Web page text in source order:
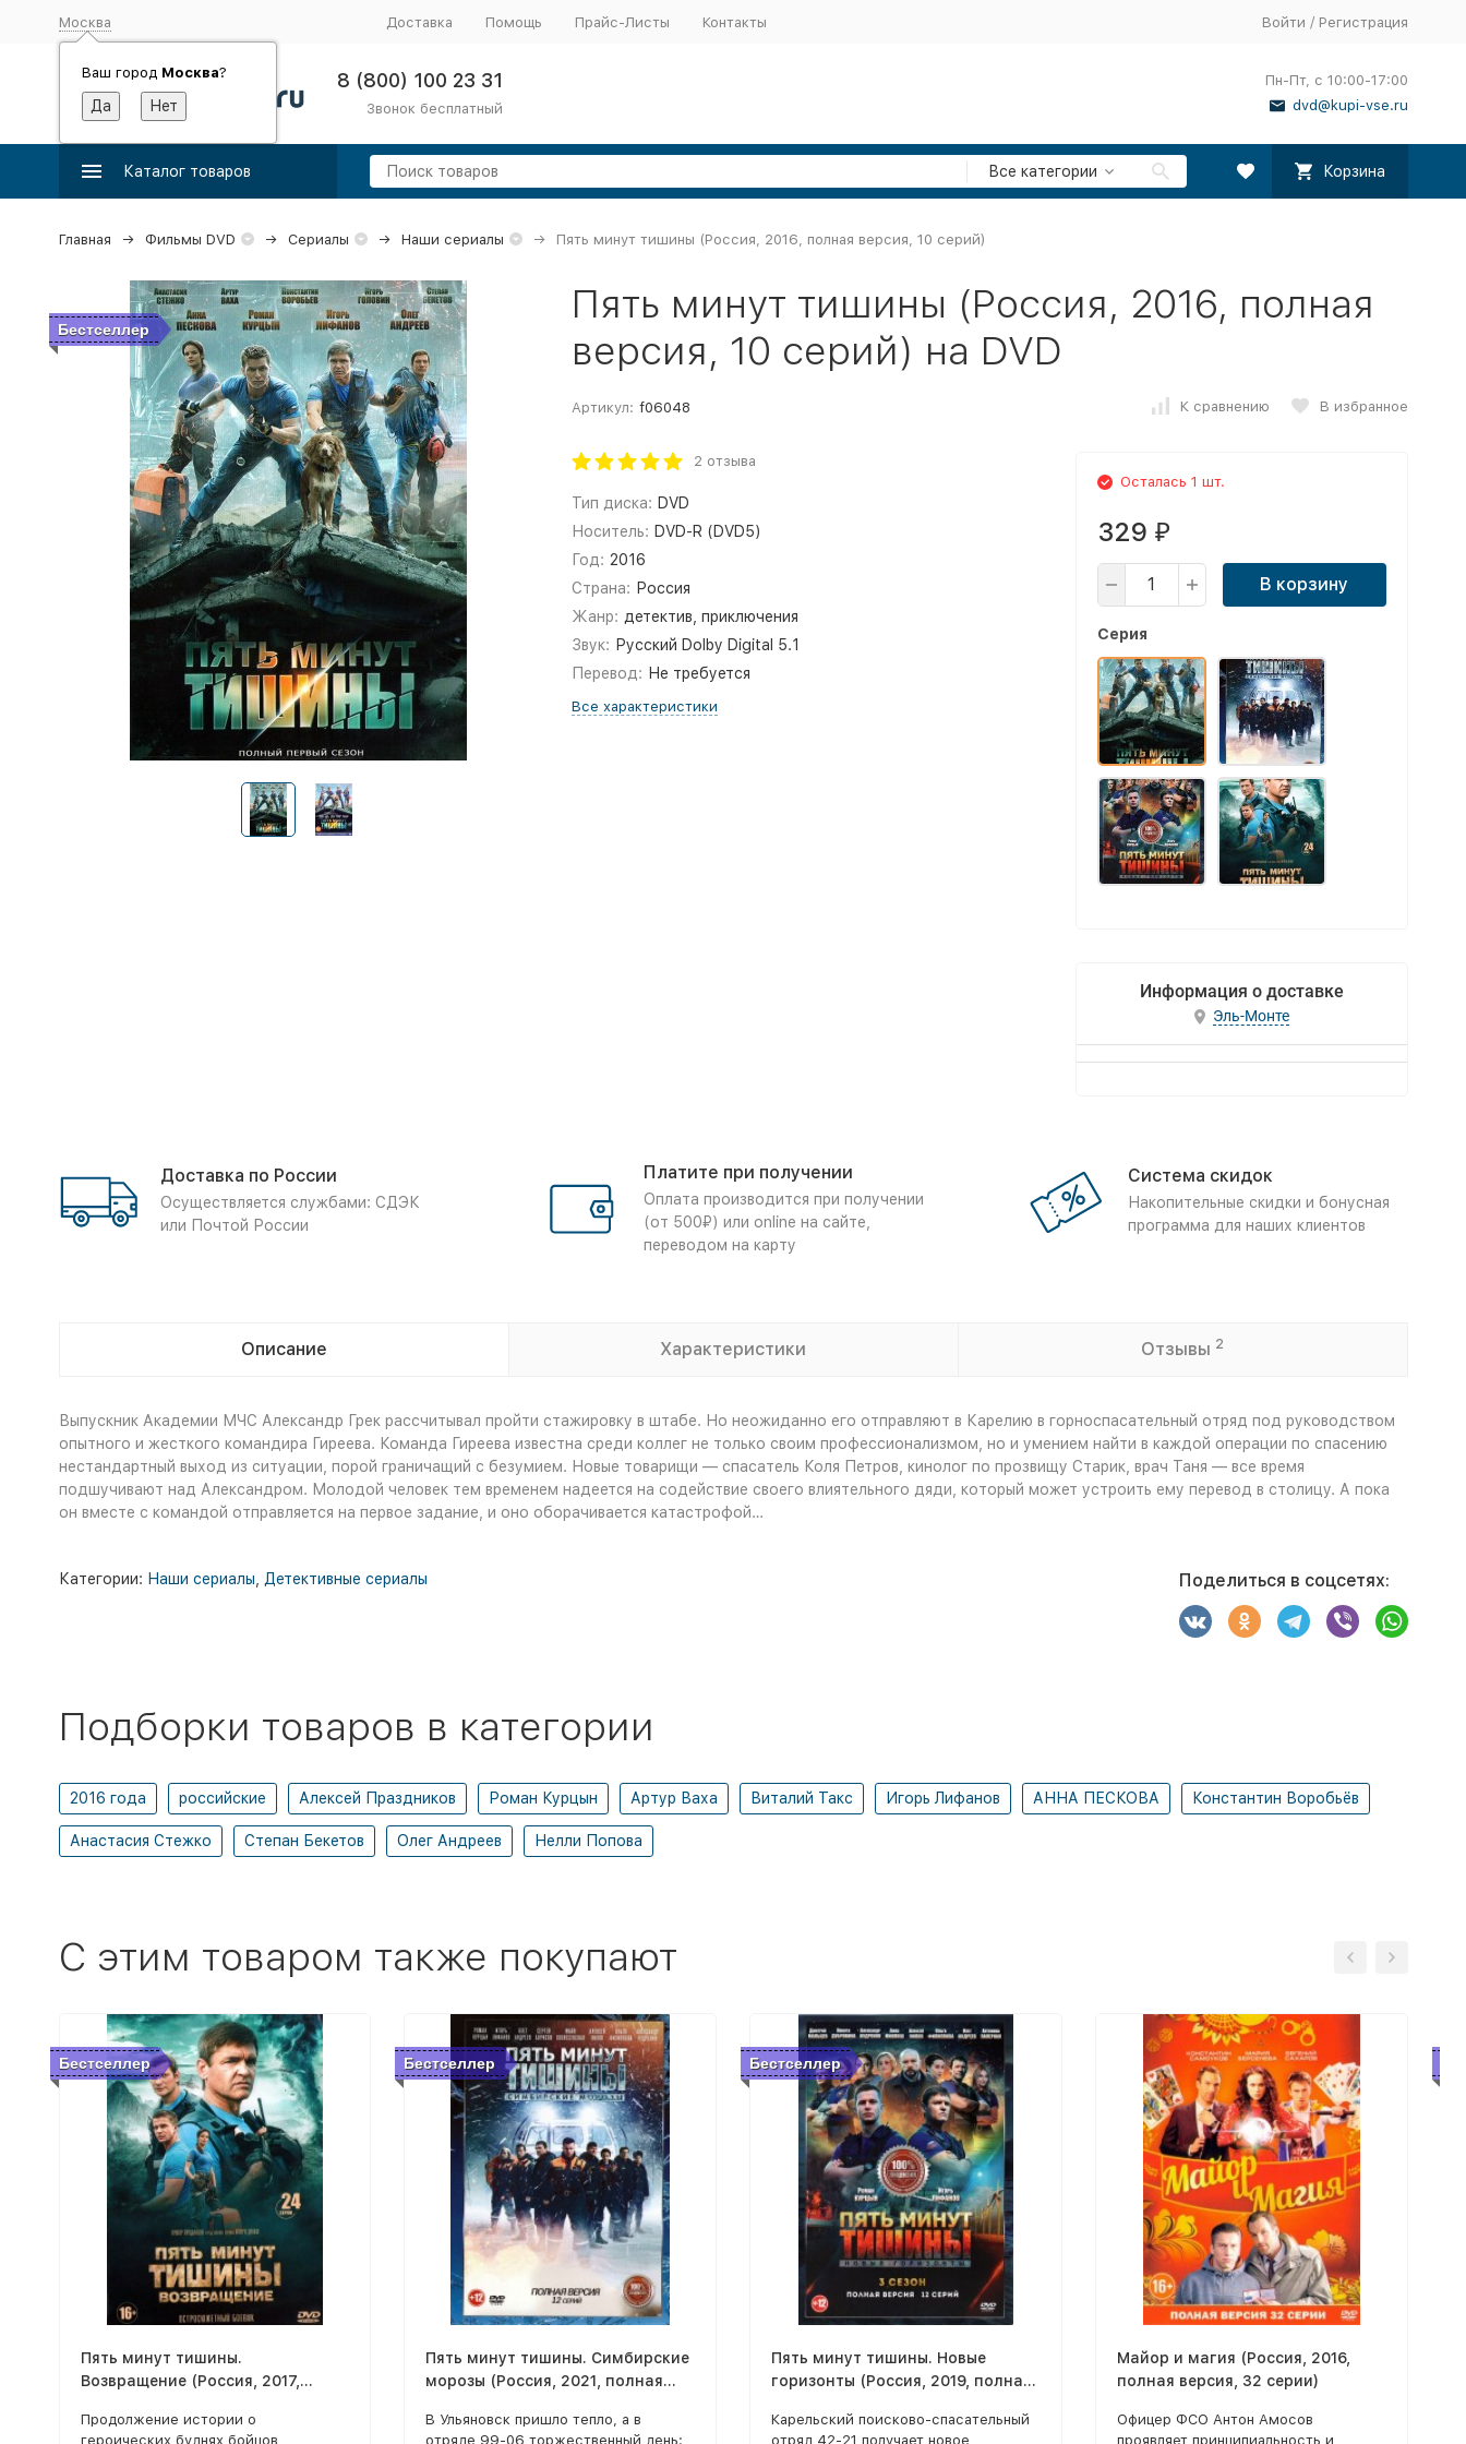
Москва
Ваш город Москва?
Доставка Помощь Прайс-Листы Контакты Войти / Регистрация
8 (800) 100 23 31
Звонок бесплатный
Пн-Пт, с 10:00-17:00
dvd@kupi-vse.ru
Каталог товаров Все категории Корзина
Главная Фильмы DVD Сериалы Наши сериалы Пять минут тишины (Россия, 2016, полная версия, 10 серий)
Бестселлер
Пять минут тишины (Россия, 2016, полная
версия, 10 серий) на DVD
Артикул: f06048 К сравнению В избранное
2 отзыва
Тип диска: DVD
Носитель: DVD-R (DVD5)
Год: 2016
Страна: Россия
Жанр: детектив, приключения
Звук: Русский Dolby Digital 5.1
Перевод: Не требуется
Все характеристики
Осталась 1 шт.
329 ₽
В корзину
Серия
Информация о доставке
Эль-Монте
Доставка по России
Осуществляется службами: СДЭК
или Почтой России
Платите при получении
Оплата производится при получении
(от 500₽) или online на сайте,
переводом на карту
Система скидок
Накопительные скидки и бонусная
программа для наших клиентов
Описание Характеристики Отзывы 2
Выпускник Академии МЧС Александр Грек рассчитывал пройти стажировку в штабе. Но неожиданно его отправляют в Карелию в горноспасательный отряд под руководством
опытного и жесткого командира Гиреева. Команда Гиреева известна среди коллег не только своим профессионализмом, но и умением найти в каждой операции по спасению
нестандартный выход из ситуации, порой граничащий с безумием. Новые товарищи — спасатель Коля Петров, кинолог по прозвищу Старик, врач Таня — все время
подшучивают над Александром. Молодой человек тем временем надеется на содействие своего влиятельного дяди, который может устроить ему перевод в столицу. А пока
он вместе с командой отправляется на первое задание, и оно оборачивается катастрофой…
Категории: Наши сериалы Детективные сериалы Поделиться в соцсетях:
Подборки товаров в категории
2016 года российские Алексей Праздников Роман Курцын Артур Ваха Виталий Такс Игорь Лифанов АННА ПЕСКОВА Константин Воробьёв
Анастасия Стежко Степан Бекетов Олег Андреев Нелли Попова
C этим товаром также покупают
Бестселлер
Пять минут тишины.
Возвращение (Россия, 2017,
Продолжение истории о
героических буднях бойцов
Бестселлер
Пять минут тишины. Симбирские
морозы (Россия, 2021, полная
В Ульяновск пришло тепло, а в
отряде 99-06 торжественный день:
Бестселлер
Пять минут тишины. Новые
горизонты (Россия, 2019, полная
Карельский поисково-спасательный
отряд 42-21 получает новое
Майор и магия (Россия, 2016,
полная версия, 32 серии)
Офицер ФСО Антон Амосов
проявляет принципиальность и